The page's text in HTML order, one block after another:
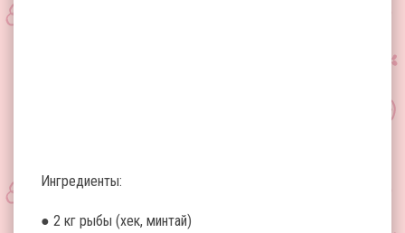
Ингредиенты:
● 2 кг рыбы (хек, минтай)